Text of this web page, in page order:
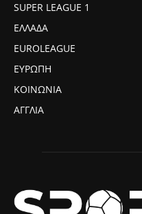
SUPER LEAGUE 1
ΕΛΛΑΔΑ
EUROLEAGUE
ΕΥΡΩΠΗ
ΚΟΙΝΩΝΙΑ
ΑΓΓΛΙΑ